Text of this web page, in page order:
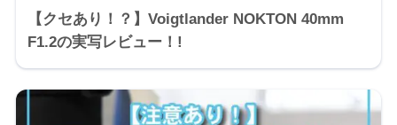
【クセあり！？】Voigtlander NOKTON 40mm
F1.2の実写レビュー！!